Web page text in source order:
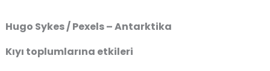
Hugo Sykes / Pexels – Antarktika
Kıyı toplumlarına etkileri